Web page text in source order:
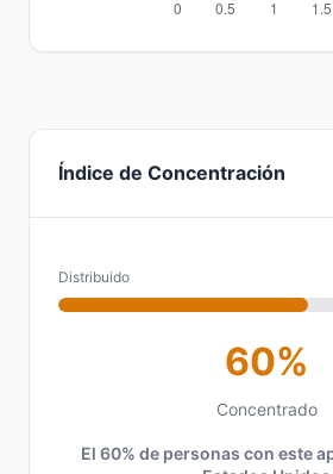
Índice de Concentración
Distribuido
60%
Concentrado
El 60% de personas con este